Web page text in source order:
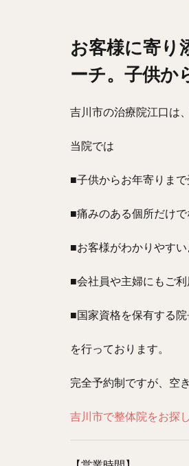
お客様に寄り
ーチ。子供か
吉川市の治療院江口は
当院では
■子供からお年寄りま
■痛みのある個所だけ
■お客様がわかりやす
■会社員や主婦にもご
■国家資格を保有する
を行っております。
完全予約制ですが、空
吉川市で整体院をお探